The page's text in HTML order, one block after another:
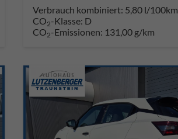
Verbrauch kombiniert: 5,80 l/100km
CO2-Klasse: D
CO2-Emissionen: 131,00 g/km